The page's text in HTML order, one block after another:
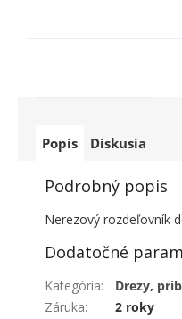
Popis Diskusia
Podrobný popis
Nerezový rozdeľovník
Dodatočné
Kategória:
Drezy,
Záruka:
2 roky